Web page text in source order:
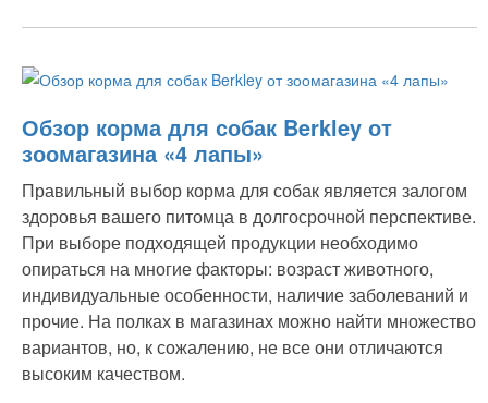
Обзор корма для собак Berkley от
зоомагазина «4 лапы»
Правильный выбор корма для собак является залогом
здоровья вашего питомца в долгосрочной перспективе.
При выборе подходящей продукции необходимо
опираться на многие факторы: возраст животного,
индивидуальные особенности, наличие заболеваний и
прочие. На полках в магазинах можно найти множество
вариантов, но, к сожалению, не все они отличаются
высоким качеством.